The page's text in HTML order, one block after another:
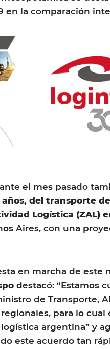
en la comparación
el mes pasado
años, del transporte
Logística (ZAL)
Aires, con una
en marcha de este
destacó: “Estamos
de Transporte,
para lo
argentina” y
este acuerdo tan